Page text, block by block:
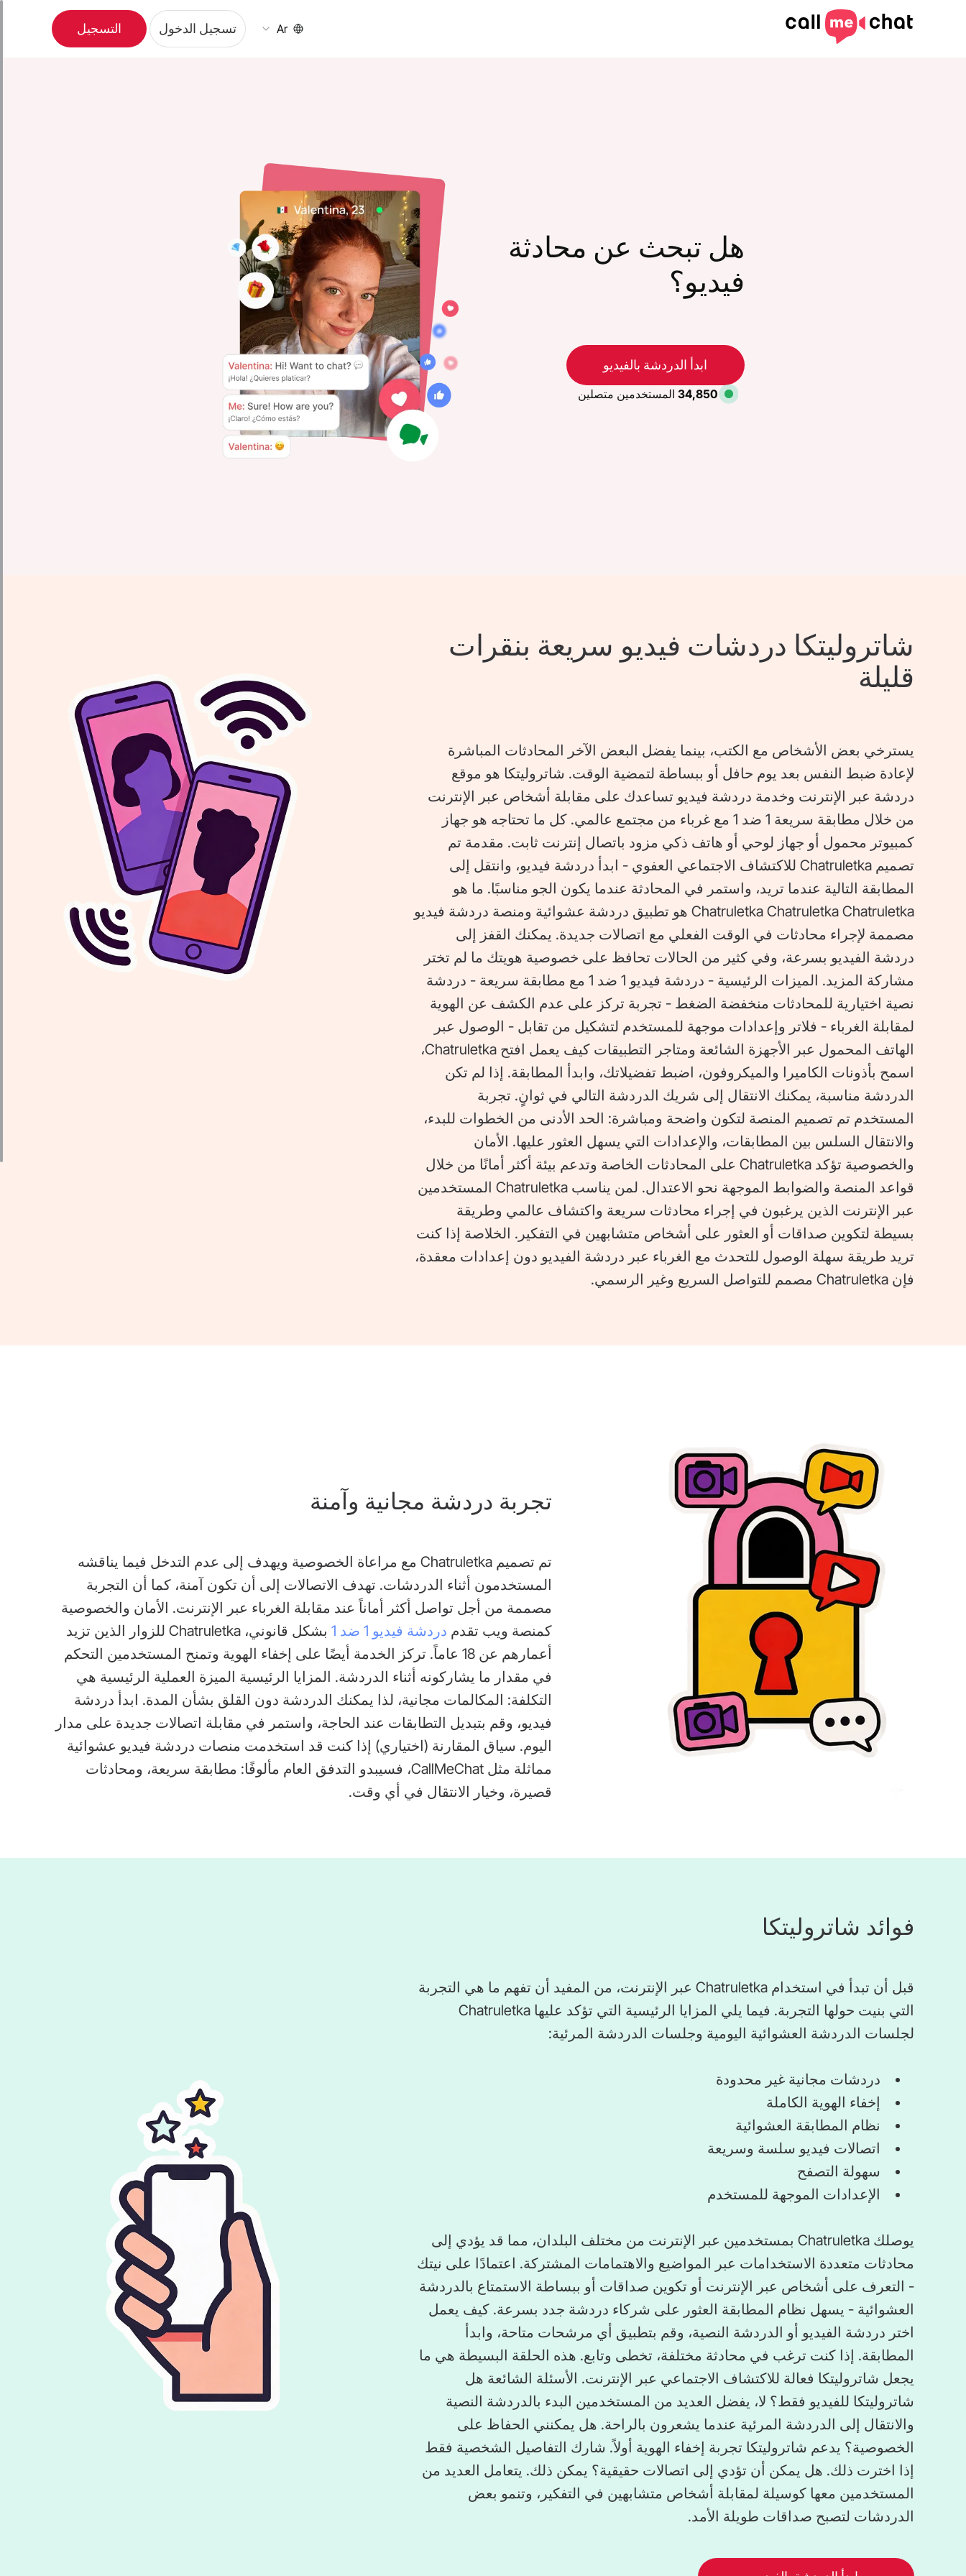
Ar تسجيل الدخول التسجيل
هل تبحث عن محادثة
فيديو؟
ابدأ الدردشة بالفيديو
34,850 المستخدمين متصلين
شاتروليتكا دردشات فيديو سريعة بنقرات
قليلة
يسترخي بعض الأشخاص مع الكتب، بينما يفضل البعض الآخر المحادثات المباشرة
لإعادة ضبط النفس بعد يوم حافل أو ببساطة لتمضية الوقت. شاتروليتكا هو موقع
دردشة عبر الإنترنت وخدمة دردشة فيديو تساعدك على مقابلة أشخاص عبر الإنترنت
من خلال مطابقة سريعة 1 ضد 1 مع غرباء من مجتمع عالمي. كل ما تحتاجه هو جهاز
كمبيوتر محمول أو جهاز لوحي أو هاتف ذكي مزود باتصال إنترنت ثابت. مقدمة تم
تصميم Chatruletka للاكتشاف الاجتماعي العفوي - ابدأ دردشة فيديو، وانتقل إلى
المطابقة التالية عندما تريد، واستمر في المحادثة عندما يكون الجو مناسبًا. ما هو
Chatruletka Chatruletka Chatruletka هو تطبيق دردشة عشوائية ومنصة دردشة فيديو
مصممة لإجراء محادثات في الوقت الفعلي مع اتصالات جديدة. يمكنك القفز إلى
دردشة الفيديو بسرعة، وفي كثير من الحالات تحافظ على خصوصية هويتك ما لم تختر
مشاركة المزيد. الميزات الرئيسية - دردشة فيديو 1 ضد 1 مع مطابقة سريعة - دردشة
نصية اختيارية للمحادثات منخفضة الضغط - تجربة تركز على عدم الكشف عن الهوية
لمقابلة الغرباء - فلاتر وإعدادات موجهة للمستخدم لتشكيل من تقابل - الوصول عبر
الهاتف المحمول عبر الأجهزة الشائعة ومتاجر التطبيقات كيف يعمل افتح Chatruletka،
اسمح بأذونات الكاميرا والميكروفون، اضبط تفضيلاتك، وابدأ المطابقة. إذا لم تكن
الدردشة مناسبة، يمكنك الانتقال إلى شريك الدردشة التالي في ثوانٍ. تجربة
المستخدم تم تصميم المنصة لتكون واضحة ومباشرة: الحد الأدنى من الخطوات للبدء،
والانتقال السلس بين المطابقات، والإعدادات التي يسهل العثور عليها. الأمان
والخصوصية تؤكد Chatruletka على المحادثات الخاصة وتدعم بيئة أكثر أمانًا من خلال
قواعد المنصة والضوابط الموجهة نحو الاعتدال. لمن يناسب Chatruletka المستخدمين
عبر الإنترنت الذين يرغبون في إجراء محادثات سريعة واكتشاف عالمي وطريقة
بسيطة لتكوين صداقات أو العثور على أشخاص متشابهين في التفكير. الخلاصة إذا كنت
تريد طريقة سهلة الوصول للتحدث مع الغرباء عبر دردشة الفيديو دون إعدادات معقدة،
فإن Chatruletka مصمم للتواصل السريع وغير الرسمي.
تجربة دردشة مجانية وآمنة
تم تصميم Chatruletka مع مراعاة الخصوصية ويهدف إلى عدم التدخل فيما يناقشه
المستخدمون أثناء الدردشات. تهدف الاتصالات إلى أن تكون آمنة، كما أن التجربة
مصممة من أجل تواصل أكثر أماناً عند مقابلة الغرباء عبر الإنترنت. الأمان والخصوصية
كمنصة ويب تقدم دردشة فيديو 1 ضد 1
بشكل قانوني، Chatruletka للزوار الذين تزيد
أعمارهم عن 18 عاماً. تركز الخدمة أيضًا على إخفاء الهوية وتمنح المستخدمين التحكم
في مقدار ما يشاركونه أثناء الدردشة. المزايا الرئيسية الميزة العملية الرئيسية هي
التكلفة: المكالمات مجانية، لذا يمكنك الدردشة دون القلق بشأن المدة. ابدأ دردشة
فيديو، وقم بتبديل التطابقات عند الحاجة، واستمر في مقابلة اتصالات جديدة على مدار
اليوم. سياق المقارنة (اختياري) إذا كنت قد استخدمت منصات دردشة فيديو عشوائية
مماثلة مثل CallMeChat، فسيبدو التدفق العام مألوفًا: مطابقة سريعة، ومحادثات
قصيرة، وخيار الانتقال في أي وقت.
فوائد شاتروليتكا
قبل أن تبدأ في استخدام Chatruletka عبر الإنترنت، من المفيد أن تفهم ما هي التجربة
التي بنيت حولها التجربة. فيما يلي المزايا الرئيسية التي تؤكد عليها Chatruletka
لجلسات الدردشة العشوائية اليومية وجلسات الدردشة المرئية:
دردشات مجانية غير محدودة
إخفاء الهوية الكاملة
نظام المطابقة العشوائية
اتصالات فيديو سلسة وسريعة
سهولة التصفح
الإعدادات الموجهة للمستخدم
يوصلك Chatruletka بمستخدمين عبر الإنترنت من مختلف البلدان، مما قد يؤدي إلى
محادثات متعددة الاستخدامات عبر المواضيع والاهتمامات المشتركة. اعتمادًا على نيتك
- التعرف على أشخاص عبر الإنترنت أو تكوين صداقات أو ببساطة الاستمتاع بالدردشة
العشوائية - يسهل نظام المطابقة العثور على شركاء دردشة جدد بسرعة. كيف يعمل
اختر دردشة الفيديو أو الدردشة النصية، وقم بتطبيق أي مرشحات متاحة، وابدأ
المطابقة. إذا كنت ترغب في محادثة مختلفة، تخطى وتابع. هذه الحلقة البسيطة هي ما
يجعل شاتروليتكا فعالة للاكتشاف الاجتماعي عبر الإنترنت. الأسئلة الشائعة هل
شاتروليتكا للفيديو فقط؟ لا، يفضل العديد من المستخدمين البدء بالدردشة النصية
والانتقال إلى الدردشة المرئية عندما يشعرون بالراحة. هل يمكنني الحفاظ على
الخصوصية؟ يدعم شاتروليتكا تجربة إخفاء الهوية أولاً. شارك التفاصيل الشخصية فقط
إذا اخترت ذلك. هل يمكن أن تؤدي إلى اتصالات حقيقية؟ يمكن ذلك. يتعامل العديد من
المستخدمين معها كوسيلة لمقابلة أشخاص متشابهين في التفكير، وتنمو بعض
الدردشات لتصبح صداقات طويلة الأمد.